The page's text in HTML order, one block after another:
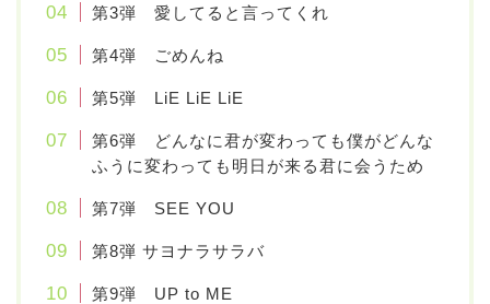
第3弾 愛してると言ってくれ
第4弾 ごめんね
第5弾 LiE LiE LiE
第6弾 どんなに君が変わっても僕がどんな
ふうに変わっても明日が来る君に会うため
第7弾 SEE YOU
第8弾 サヨナラサラバ
第9弾 UP to ME